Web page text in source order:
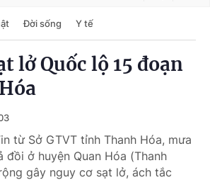
Đời sống Y tế
lở Quốc lộ 15 đoạn
từ Sở GTVT tỉnh Thanh Hóa, mưa
đồi ở huyện Quan Hóa (Thanh
gây nguy cơ sạt lở, ách tắc